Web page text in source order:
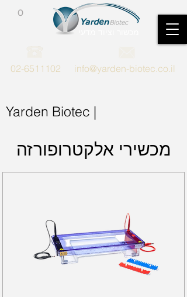
02-6511102 info@yarden-biotec.co.il
0
Yarden Biotec |
מכשירי אלקטרופורזה